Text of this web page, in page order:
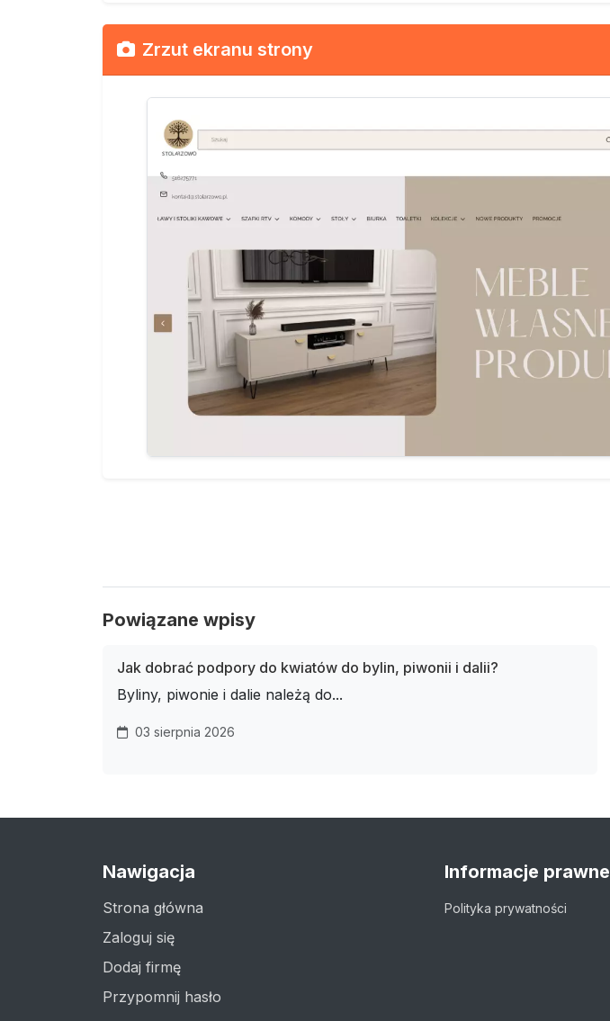
Zrzut ekranu strony
Powiązane wpisy
Jak dobrać podpory do kwiatów do bylin, piwonii i dalii?
Byliny, piwonie i dalie należą do...
03 sierpnia 2026
Nawigacja
Strona główna
Zaloguj się
Dodaj firmę
Przypomnij hasło
Informacje prawne
Polityka prywatności